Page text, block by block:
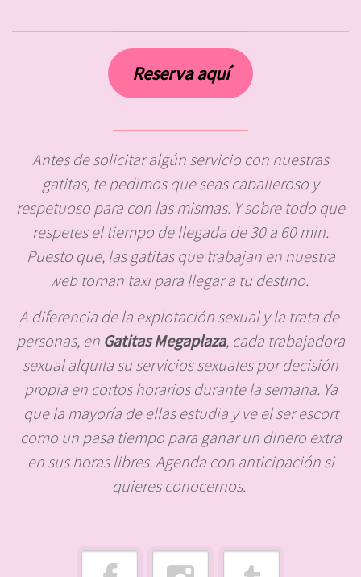
Reserva aquí
Antes de solicitar algún servicio con nuestras
gatitas, te pedimos que seas caballeroso y
respetuoso para con las mismas. Y sobre todo que
respetes el tiempo de llegada de 30 a 60 min.
Puesto que, las gatitas que trabajan en nuestra
web toman taxi para llegar a tu destino.
A diferencia de la explotación sexual y la trata de
personas, en Gatitas Megaplaza, cada trabajadora
sexual alquila su servicios sexuales por decisión
propia en cortos horarios durante la semana. Ya
que la mayoría de ellas estudia y ve el ser escort
como un pasa tiempo para ganar un dinero extra
en sus horas libres. Agenda con anticipación si
quieres conocernos.